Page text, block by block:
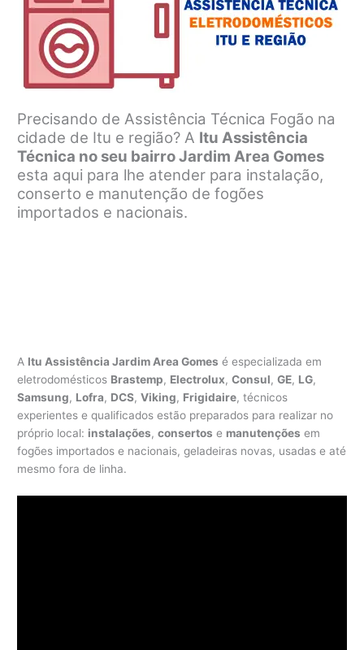
Precisando de Assistência Técnica Fogão na
cidade de Itu e região? A Itu Assistência
Técnica no seu bairro Jardim Area Gomes
esta aqui para lhe atender para instalação,
conserto e manutenção de fogões
importados e nacionais.
A Itu Assistência Jardim Area Gomes é especializada em
eletrodomésticos Brastemp, Electrolux,Consul,GE, LG,
Samsung, Lofra, DCS,Viking, Frigidaire, técnicos
experientes e qualificados estão preparados para realizar no
próprio local: instalações,consertos e manutenções em
fogões importados e nacionais, geladeiras novas, usadas e até
mesmo fora de linha.